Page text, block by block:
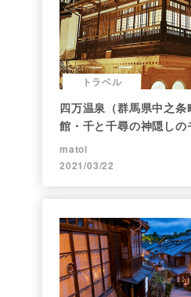
トラベル
四万温泉（群馬県中之
館・千と千尋の神隠し
らべるショット）
matol
2021/03/22